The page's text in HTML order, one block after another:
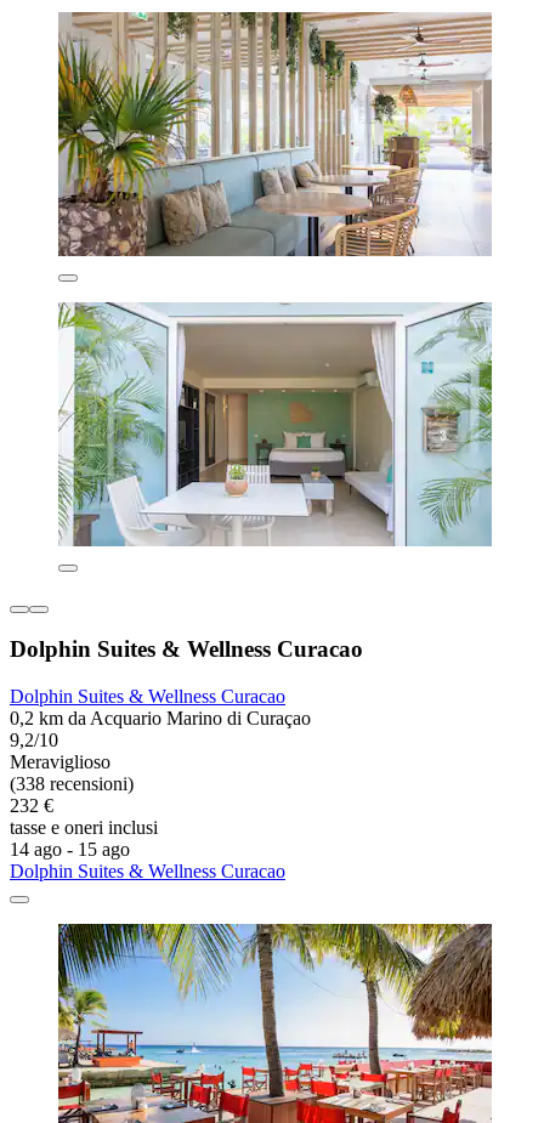
Dolphin Suites & Wellness Curacao
Dolphin Suites & Wellness Curacao
0,2 km da Acquario Marino di Curaçao
9,2/10
Meraviglioso
(338 recensioni)
232 €
tasse e oneri inclusi
14 ago - 15 ago
Dolphin Suites & Wellness Curacao